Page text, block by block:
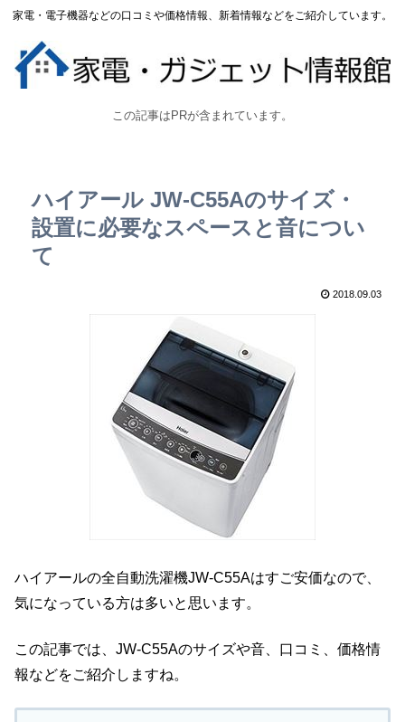
家電・電子機器などの口コミや価格情報、新着情報などをご紹介しています。
この記事はPRが含まれています。
ハイアール JW-C55Aのサイズ・
設置に必要なスペースと音につい
て
2018.09.03
ハイアールの全自動洗濯機JW-C55Aはすご安価なので、
気になっている方は多いと思います。
この記事では、JW-C55Aのサイズや音、口コミ、価格情
報などをご紹介しますね。